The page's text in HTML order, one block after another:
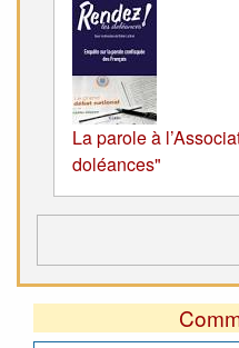
La parole à
doléances"